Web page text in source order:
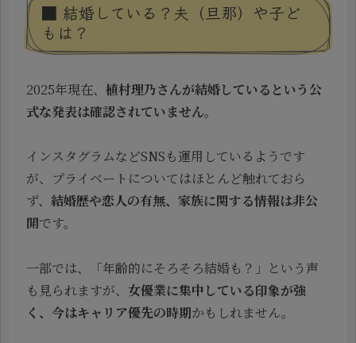
■ 結婚している？夫（旦那）や子ど
もは？
2025年現在、 植村理乃さんが結婚しているという公
式な発表は確認されていません。
インスタグラムなどSNSも運用しているようです
が、プライベートについてはほとんど触れておら
ず、 結婚歴や恋人の有無、家族に関する情報は非公
開です。
一部では、「年齢的にそろそろ結婚も？」という声
も見られますが、 女優業に集中している印象が強
く、今はキャリア優先の時期かもしれません。